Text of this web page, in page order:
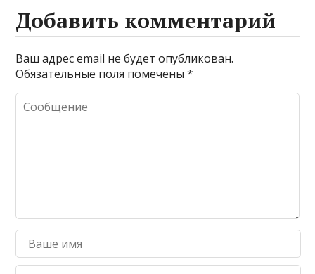
Добавить комментарий
Ваш адрес email не будет опубликован.
Обязательные поля помечены*